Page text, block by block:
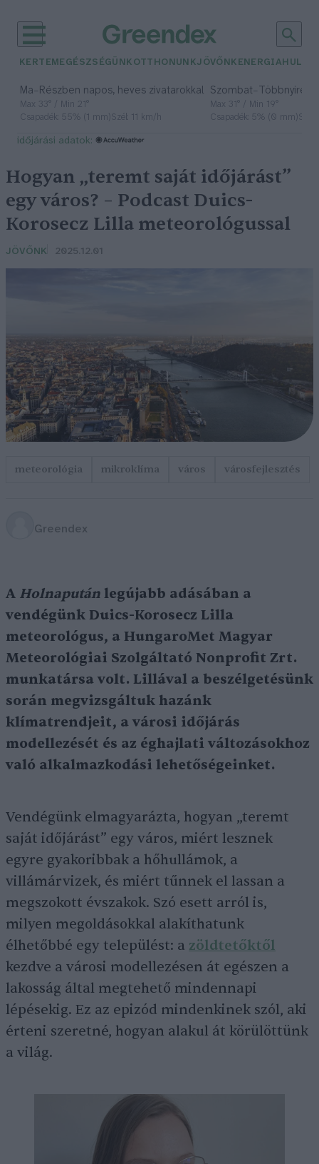
KERTEM EGÉSZSÉGÜNK OTTHONUNKJÖVŐNK ENERGIA
Ma– Részben napos, heves zivatarokkal
Max 33° / Min 21°
Csapadék: 55% (1 mm)Szél: 11 km/h
Szombat– Többnyire
Max 31° / Min 19°
Csapadék: 5% (0 mm)
időjárási adatok:
Hogyan „teremt saját időjárást”
egy város? – Podcast Duics-
Korosecz Lilla meteorológussal
JÖVŐNK 2025.12.01
meteorológia mikroklíma város városfejlesztés
Greendex
A Holnapután legújabb adásában a
vendégünk Duics-Korosecz Lilla
meteorológus, a HungaroMet Magyar
Meteorológiai Szolgáltató Nonprofit Zrt.
munkatársa volt. Lillával a beszélgetésünk
során megvizsgáltuk hazánk
klímatrendjeit, a városi időjárás
modellezését és az éghajlati változásokhoz
való alkalmazkodási lehetőségeinket.
Vendégünk elmagyarázta, hogyan „teremt
saját időjárást” egy város, miért lesznek
egyre gyakoribbak a hőhullámok, a
villámárvizek, és miért tűnnek el lassan a
megszokott évszakok. Szó esett arról is,
milyen megoldásokkal alakíthatunk
élhetőbbé egy települést: a zöldtetőktől
kezdve a városi modellezésen át egészen a
lakosság által megtehető mindennapi
lépésekig. Ez az epizód mindenkinek szól, aki
érteni szeretné, hogyan alakul át körülöttünk
a világ.